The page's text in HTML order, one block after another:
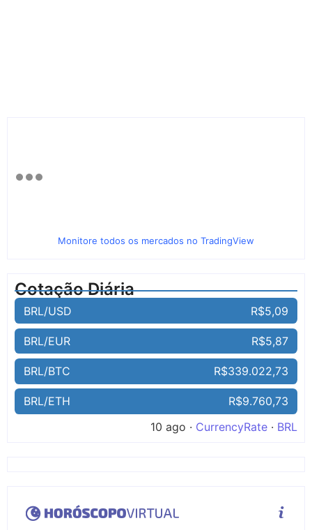
Monitore todos os mercados no TradingView
Cotação Diária
BRL/USD R$5,09
BRL/EUR R$5,87
BRL/BTC R$339.022,73
BRL/ETH
R$9.760,73
10 ago · CurrencyRate · BRL